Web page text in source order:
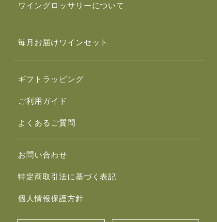
ワイングロッサリーについて
毎月お届けワインセット
ギフトラッピング
ご利用ガイド
よくあるご質問
お問い合わせ
特定商取引法に基づく表記
個人情報保護方針